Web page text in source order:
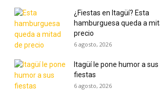
¿Fiestas en Itagüí? Esta
hamburguesa queda a
precio
6 agosto, 2026
Itagüí le pone humor a sus
fiestas
6 agosto, 2026